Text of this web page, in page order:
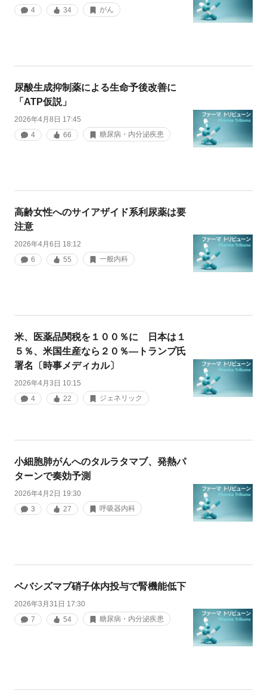
4
34 がん
尿酸生成抑制薬による生命予後改善に
「ATP仮説」
2026年4月8日 17:45
4
66 糖尿病・内分泌疾患
高齢女性へのサイアザイド系利尿薬は要
注意
2026年4月6日 18:12
6
55 一般内科
米、医薬品関税を１００％に 日本は１
５％、米国生産なら２０％―トランプ氏
署名〔時事メディカル〕
2026年4月3日 10:15
4
22 ジェネリック
小細胞肺がんへのタルラタマブ、発熱パ
ターンで奏効予測
2026年4月2日 19:30
3
27 呼吸器内科
ベバシズマブ硝子体内投与で腎機能低下
2026年3月31日 17:30
7
54 糖尿病・内分泌疾患